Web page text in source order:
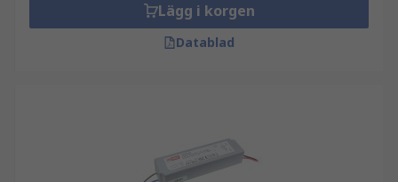
Lägg i korgen
Datablad